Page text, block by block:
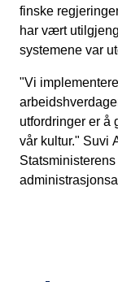
finske
har vært
systemene var
"Vi
utfordringer er å
vår kultur." Suvi